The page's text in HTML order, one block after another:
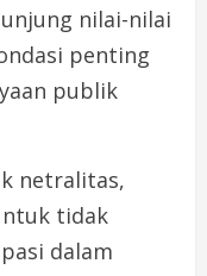
nilai-nilai
penting
publik
netralitas,
tidak
dalam